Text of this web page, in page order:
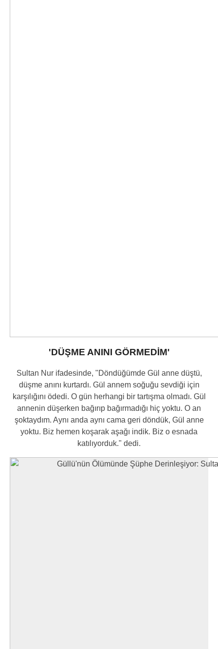
'DÜŞME ANINI GÖRMEDİM'
Sultan Nur ifadesinde, "Döndüğümde Gül anne düştü,
düşme anını kurtardı. Gül annem soğuğu sevdiği için
karşılığını ödedi. O gün herhangi bir tartışma olmadı. Gül
annenin düşerken bağırıp bağırmadığı hiç yoktu. O an
şoktaydım. Aynı anda aynı cama geri döndük, Gül anne
yoktu. Biz hemen koşarak aşağı indik. Biz o esnada
katılıyorduk." dedi.